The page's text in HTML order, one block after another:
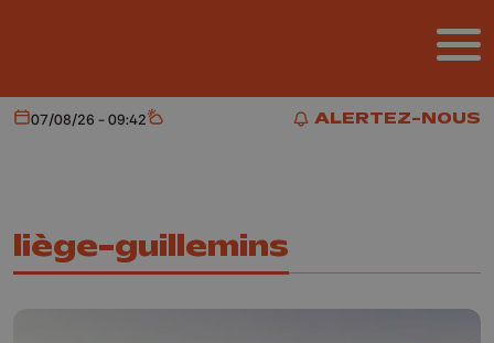
ALERTEZ-NOUS
ALERTEZ-NOUS
Aujourd'hui
07/08/26 - 09:42 Météo
liège-guillemins